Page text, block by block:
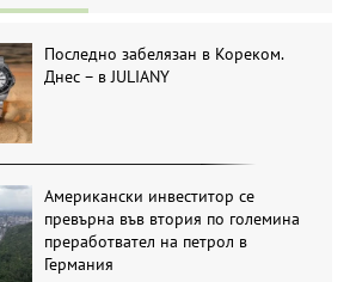
Последно забелязан в Кореком.
Днес – в JULIANY
Американски инвеститор се
превърна във втория по големина
преработвател на петрол в
Германия